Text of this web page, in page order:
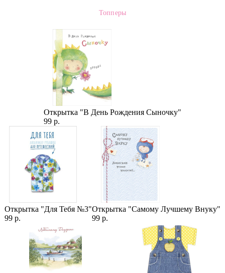
Антуриум в горшкеТопперы
Открытка "В День Рождения Сыночку"
99 р.
Открытка "Для Тебя №3"
99 р.
Открытка "Самому Лучшему Внуку"
99 р.